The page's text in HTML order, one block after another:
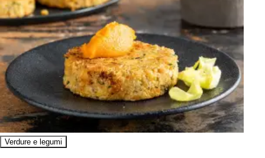
Verdure e legumi